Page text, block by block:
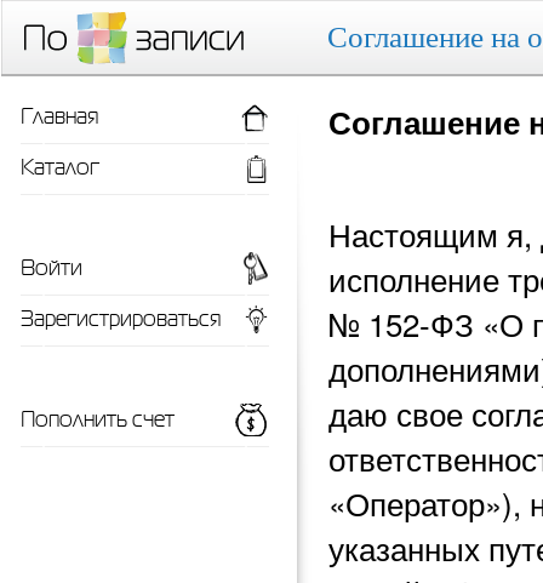
Соглашение на
Соглашение
Настоящим я,
исполнение
№ 152-ФЗ «О
даю свое
«Оператор»),
указанных
Главная
Каталог
Войти
Зарегистрироваться
Пополнить счет